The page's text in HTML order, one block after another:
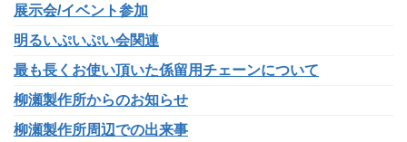
展示会/イベント参加
明るいぷいぷい会関連
最も長くお使い頂いた係留用チェーンについて
柳瀬製作所からのお知らせ
柳瀬製作所周辺での出来事